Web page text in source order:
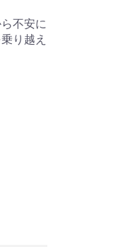
不安に
り越え